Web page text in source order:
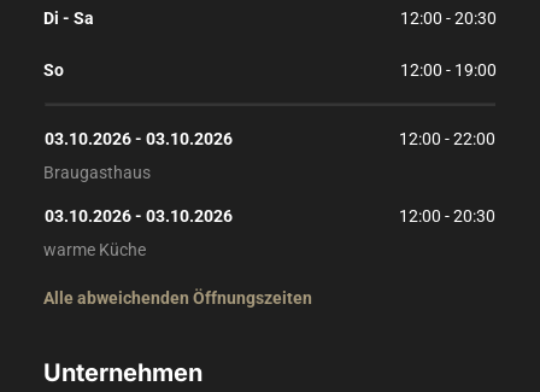
Di - Sa
12:00 - 20:30
So 12:00 - 19:00
03.10.2026 - 03.10.2026 12:00 - 22:00
Braugasthaus
03.10.2026 - 03.10.2026 12:00 - 20:30
warme Küche
Alle abweichenden Öffnungszeiten
Unternehmen